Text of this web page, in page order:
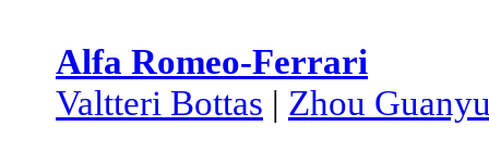
Alfa Romeo-Ferrari
Valtteri Bottas | Zhou